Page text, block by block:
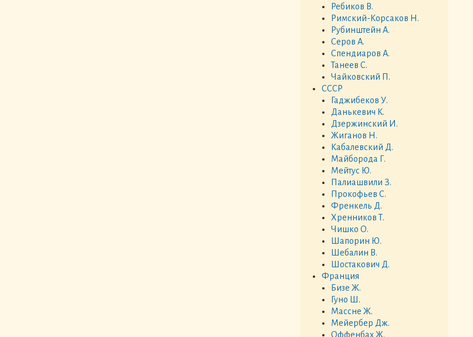
Ребиков В.
Римский-Корсаков Н.
Рубинштейн А.
Серов А.
Спендиаров А.
Танеев С.
Чайковский П.
СССР
Гаджибеков У.
Данькевич К.
Дзержинский И.
Жиганов Н.
Кабалевский Д.
Майборода Г.
Мейтус Ю.
Палиашвили З.
Прокофьев С.
Френкель Д.
Хренников Т.
Чишко О.
Шапорин Ю.
Шебалин В.
Шостакович Д.
Франция
Бизе Ж.
Гуно Ш.
Массне Ж.
Мейербер Дж.
Оффенбах Ж.